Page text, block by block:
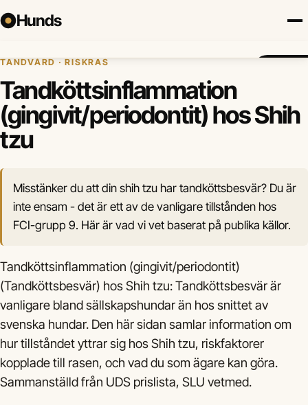
Hunds
Försäkring Hundraser
TANDVÅRD · RISKRAS
Tandköttsinflammation
(gingivit/periodontit) hos Shih
tzu
Misstänker du att din shih tzu har tandköttsbesvär? Du är
inte ensam - det är ett av de vanligare tillstånden hos
FCI-grupp 9. Här är vad vi vet baserat på publika källor.
Tandköttsinflammation (gingivit/periodontit)
(Tandköttsbesvär) hos Shih tzu: Tandköttsbesvär är
vanligare bland sällskapshundar än hos snittet av
svenska hundar. Den här sidan samlar information om
hur tillståndet yttrar sig hos Shih tzu, riskfaktorer
kopplade till rasen, och vad du som ägare kan göra.
Sammanställd från UDS prislista, SLU vetmed.